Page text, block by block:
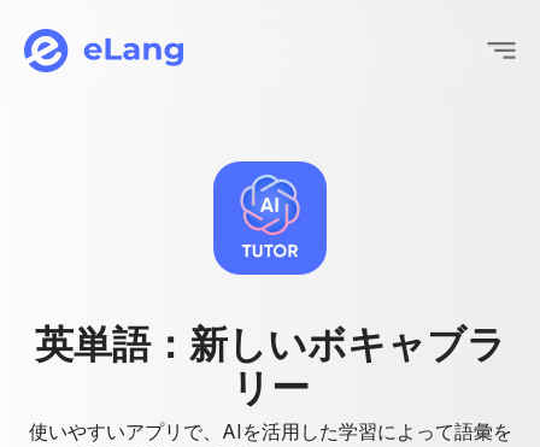
英単語： 新しいボキャブラ
リ ー
使いやすいアプリで、AIを活用した学習によって語彙を